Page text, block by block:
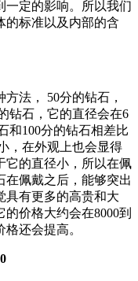
一定的影响。所以我们
的标准以及内部的含
法， 50分的钻石，
钻石，它的直径会在6
和100分的钻石相差比
，在外观上也会显得
它的直径小，所以在佩
在佩戴之后，能够突出
具有更多的高贵和大
价格大约会在8000到
还会提高。